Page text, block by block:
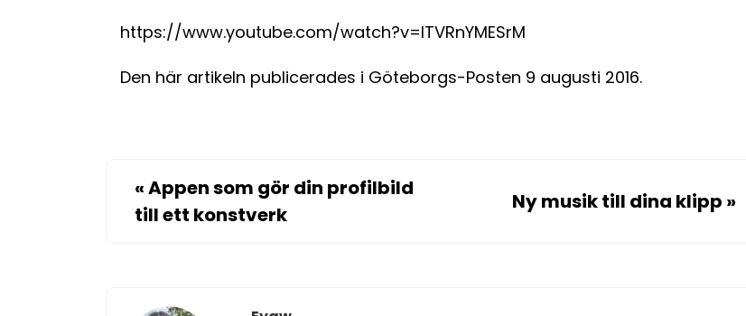
https://www.youtube.com/watch?v=ITVRnYMESrM
Den här artikeln publicerades i Göteborgs-Posten 9 augusti 2016.
«Appen som gör din profilbild
till ett konstverk
Ny musik till dina klipp »